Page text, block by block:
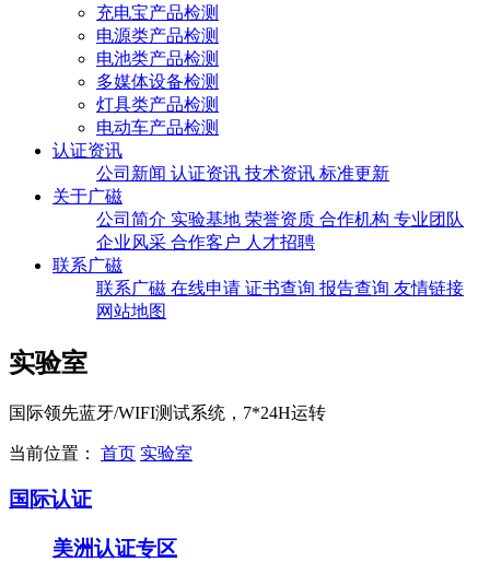
充电宝产品检测
电源类产品检测
电池类产品检测
多媒体设备检测
灯具类产品检测
电动车产品检测
认证资讯
公司新闻 认证资讯 技术资讯 标准更新
关于广磁
公司简介 实验基地 荣誉资质 合作机构 专业团队
企业风采 合作客户 人才招聘
联系广磁
联系广磁 在线申请 证书查询 报告查询 友情链接
网站地图
实验室
国际领先蓝牙/WIFI测试系统，7*24H运转
当前位置： 首页 实验室
国际认证
美洲认证专区